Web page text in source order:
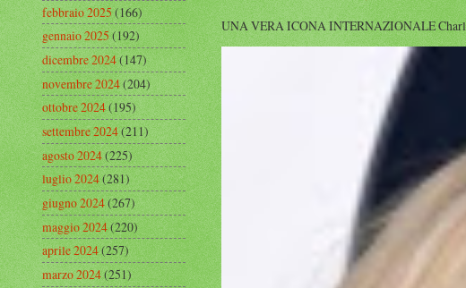
UNA VERA ICONA INTERNAZIONALE
febbraio 2025(166)
gennaio 2025(192)
dicembre 2024(147)
novembre 2024(204)
ottobre 2024(195)
settembre 2024(211)
agosto 2024(225)
luglio 2024(281)
giugno 2024(267)
maggio 2024(220)
aprile 2024(257)
marzo 2024(251)